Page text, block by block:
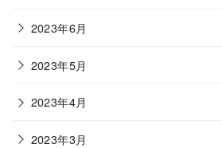
2023年6月
2023年5月
2023年4月
2023年3月